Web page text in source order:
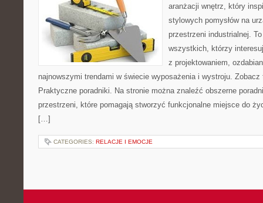
aranżacji wnętrz, który
stylowych pomysłów na
przestrzeni industrialnej.
wszystkich, którzy
z projektowaniem,
najnowszymi trendami w świecie wyposażenia i wystroju. Zobacz
Praktyczne poradniki. Na stronie można znaleźć obszerne
przestrzeni, które pomagają stworzyć funkcjonalne miejsce do
[…]
CATEGORIES: RELACJE I EMOCJE